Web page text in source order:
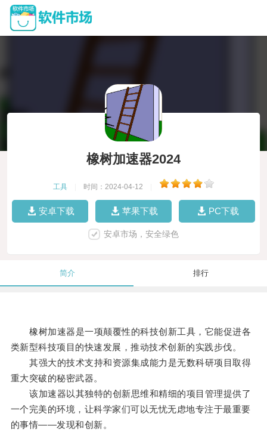
橡树加速器2024
工具 时间：2024-04-12
安卓下载 苹果下载 PC下载
安卓市场，安全绿色
简介 排行
橡树加速器是一项颠覆性的科技创新工具，它能促进各
类新型科技项目的快速发展，推动技术创新的实践步伐。
其强大的技术支持和资源集成能力是无数科研项目取得
重大突破的秘密武器。
该加速器以其独特的创新思维和精细的项目管理提供了
一个完美的环境，让科学家们可以无忧无虑地专注于最重要
的事情——发现和创新。